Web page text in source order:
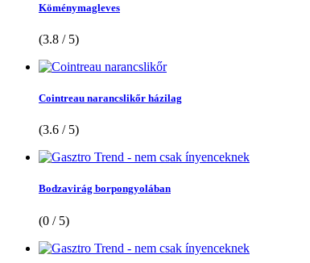
Köménymagleves
(3.8 / 5)
Cointreau narancslikőr házilag
(3.6 / 5)
Bodzavirág borpongyolában
(0 / 5)